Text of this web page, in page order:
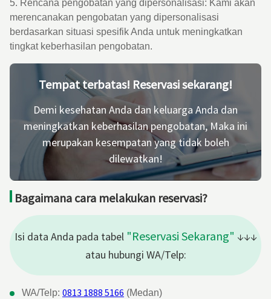
5. Rencana pengobatan yang dipersonalisasi: Kami akan
merencanakan pengobatan yang dipersonalisasi
berdasarkan situasi spesifik Anda untuk meningkatkan
tingkat keberhasilan pengobatan.
Tempat terbatas! Reservasi sekarang!
Demi kesehatan Anda dan keluarga Anda dan
meningkatkan keberhasilan pengobatan, Maka ini
merupakan kesempatan yang tidak boleh
dilewatkan!
Bagaimana cara melakukan reservasi?
Isi data Anda pada tabel "Reservasi Sekarang" ↓↓↓
atau hubungi WA/Telp:
WA/Telp: 0813 1888 5166 (Medan)